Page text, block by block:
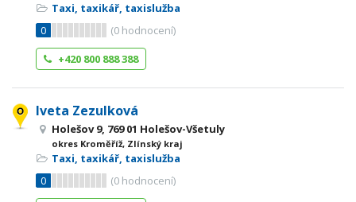
Taxi, taxikář, taxislužba
0
(0 hodnocení)
+420 800 888 388
Iveta Zezulková
Holešov 9, 769 01 Holešov-Všetuly
okres Kroměříž, Zlínský kraj
Taxi, taxikář, taxislužba
0
(0 hodnocení)